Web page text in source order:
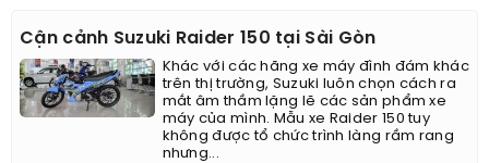
Cận cảnh Suzuki Raider 150 tại Sài Gòn
Khác với các hãng xe máy đình đám khác
trên thị trường, Suzuki luôn chọn cách ra
mắt âm thầm lặng lẽ các sản phẩm xe
máy của mình. Mẫu xe Raider 150 tuy
không được tổ chức trình làng rầm rang
nhưng...